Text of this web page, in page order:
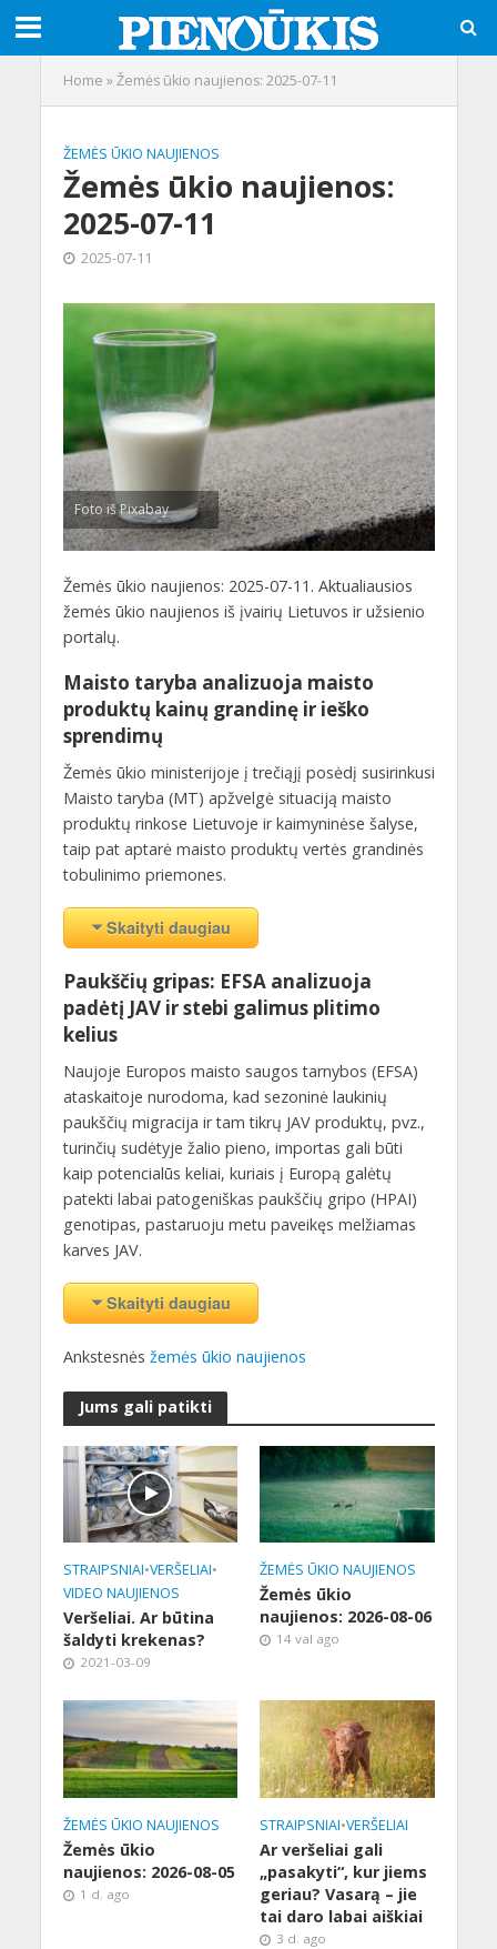
Home »Žemės ūkio naujienos: 2025-07-11
ŽEMĖS ŪKIO NAUJIENOS
Žemės ūkio naujienos:
2025-07-11
2025-07-11
Foto iš Pixabay
Žemės ūkio naujienos: 2025-07-11. Aktualiausios
žemės ūkio naujienos iš įvairių Lietuvos ir užsienio
portalų.
Maisto taryba analizuoja maisto
produktų kainų grandinę ir ieško
sprendimų
Žemės ūkio ministerijoje į trečiąjį posėdį susirinkusi
Maisto taryba (MT) apžvelgė situaciją maisto
produktų rinkose Lietuvoje ir kaimyninėse šalyse,
taip pat aptarė maisto produktų vertės grandinės
tobulinimo priemones.
Skaityti daugiau
Paukščių gripas: EFSA analizuoja
padėtį JAV ir stebi galimus plitimo
kelius
Naujoje Europos maisto saugos tarnybos (EFSA)
ataskaitoje nurodoma, kad sezoninė laukinių
paukščių migracija ir tam tikrų JAV produktų, pvz.,
turinčių sudėtyje žalio pieno, importas gali būti
kaip potencialūs keliai, kuriais į Europą galėtų
patekti labai patogeniškas paukščių gripo (HPAI)
genotipas, pastaruoju metu paveikęs melžiamas
karves JAV.
Skaityti daugiau
Ankstesnės žemės ūkio naujienos
Jums gali patikti
STRAIPSNIAI•VERŠELIAI•
VIDEO NAUJIENOS
Veršeliai. Ar būtina
šaldyti krekenas?
2021-03-09
ŽEMĖS ŪKIO NAUJIENOS
Žemės ūkio
naujienos: 2026-08-06
14 val ago
ŽEMĖS ŪKIO NAUJIENOS
Žemės ūkio
naujienos: 2026-08-05
1 d. ago
STRAIPSNIAI•VERŠELIAI
Ar veršeliai gali
„pasakyti“, kur jiems
geriau? Vasarą – jie
tai daro labai aiškiai
3 d. ago